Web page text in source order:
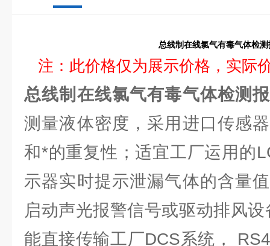
总线制在线氯气有毒气体检
注：此价格仅为展示价格，实际
总线制在线氯气有毒气体检测
测量液体密度，采用进口传感
和*的重复性；适宜工厂运用的
示器实时提示泄漏气体的含量
启动声光报警信号或驱动排风
能直接传输工厂DCS系统，